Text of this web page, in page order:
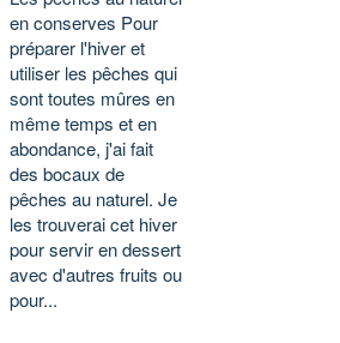
en conserves Pour
préparer l'hiver et
utiliser les pêches qui
sont toutes mûres en
même temps et en
abondance, j'ai fait
des bocaux de
pêches au naturel. Je
les trouverai cet hiver
pour servir en dessert
avec d'autres fruits ou
pour...